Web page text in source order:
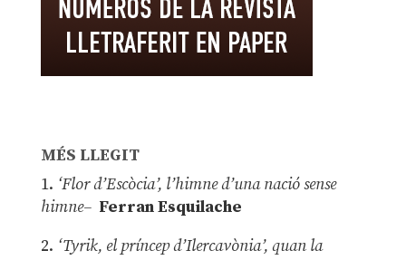
MÉS LLEGIT
1. ‘Flor d’Escòcia’, l’himne d’una nació sense
himne– Ferran Esquilache
2. ‘Tyrik, el príncep d’Ilercavònia’, quan la